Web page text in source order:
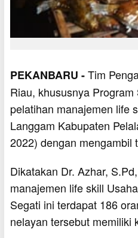
PEKANBARU -Tim
Riau, khususnya
pelatihan manajemen life
Langgam Kabupaten
2022) dengan mengambil
Dikatakan Dr. Azhar,
manajemen life skill
Segati ini terdapat 186
nelayan tersebut memiliki